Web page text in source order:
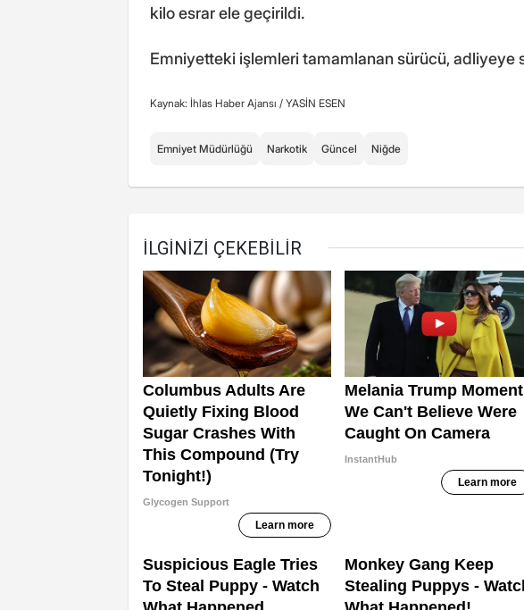
kilo esrar ele geçirildi.
Emniyetteki işlemleri tamamlanan sürücü, adliyeye
Kaynak: İhlas Haber Ajansı / YASİN ESEN
Emniyet Müdürlüğü Narkotik Güncel Niğde